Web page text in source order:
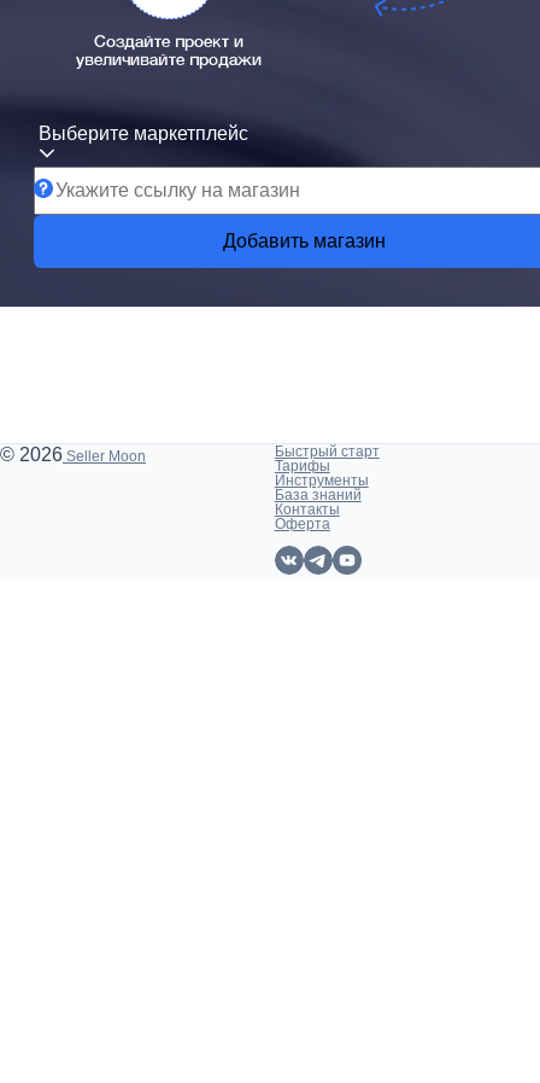
Создайте проект и
увеличивайте продажи
Выберите маркетплейс
Добавить магазин
© 2026 Seller Moon
Быстрый старт
Тарифы
Инструменты
База знаний
Контакты
Оферта